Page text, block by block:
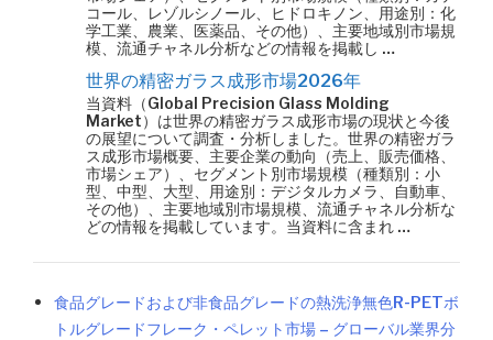
コール、レゾルシノール、ヒドロキノン、用途別：化
学工業、農業、医薬品、その他）、主要地域別市場規
模、流通チャネル分析などの情報を掲載し …
世界の精密ガラス成形市場2026年
当資料（Global Precision Glass Molding
Market）は世界の精密ガラス成形市場の現状と今後
の展望について調査・分析しました。世界の精密ガラ
ス成形市場概要、主要企業の動向（売上、販売価格、
市場シェア）、セグメント別市場規模（種類別：小
型、中型、大型、用途別：デジタルカメラ、自動車、
その他）、主要地域別市場規模、流通チャネル分析な
どの情報を掲載しています。当資料に含まれ …
食品グレードおよび非食品グレードの熱洗浄無色R-PETボ
トルグレードフレーク・ペレット市場 – グローバル業界分